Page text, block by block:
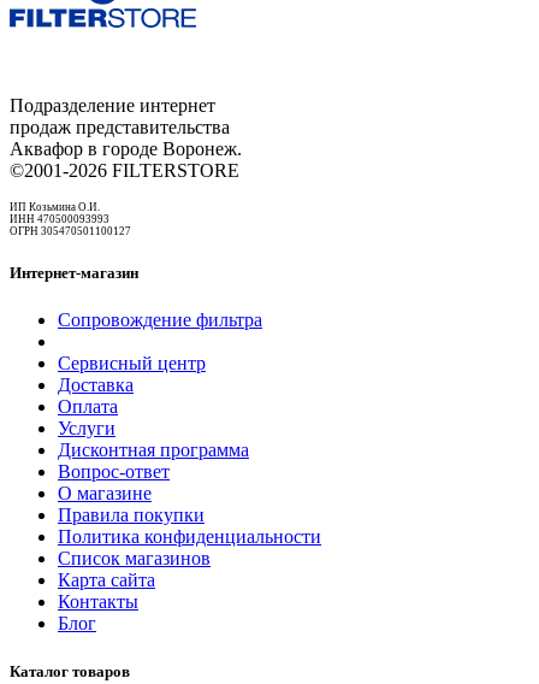
Подразделение интернет
продаж представительства
Аквафор в городе Воронеж.
©2001-2026 FILTERSTORE
ИП Козьмина О.И.
ИНН 470500093993
ОГРН 305470501100127
Интернет-магазин
Сопровождение фильтра
Сервисный центр
Доставка
Оплата
Услуги
Дисконтная программа
Вопрос-ответ
О магазине
Правила покупки
Политика конфиденциальности
Список магазинов
Карта сайта
Контакты
Блог
Каталог товаров